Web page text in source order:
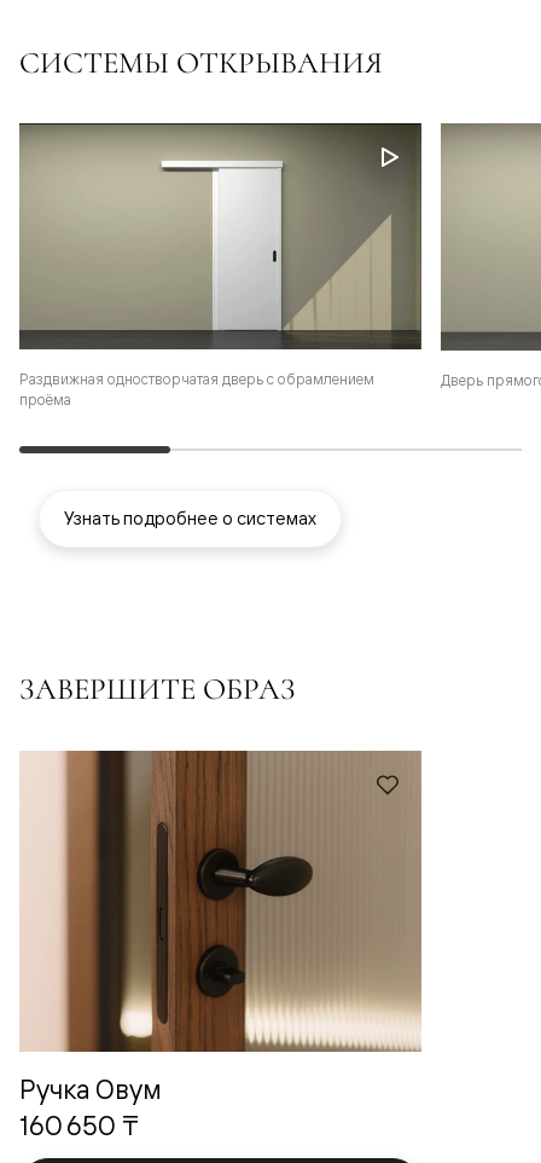
СИСТЕМЫ ОТКРЫВАНИЯ
Раздвижная одностворчатая дверь с обрамлением
проёма
Дверь
Узнать подробнее о системах
ЗАВЕРШИТЕ ОБРАЗ
Ручка Овум
160 650 ₸